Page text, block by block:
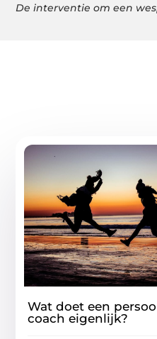
De interventie om een
Wat doet een
coach eigenlijk?